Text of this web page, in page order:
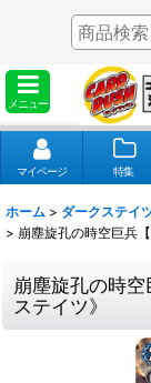
メニュー
マイページ 特集
ホーム > ダークステイ
> 崩塵旋孔の時空巨兵
崩塵旋孔の時
ステイツ》